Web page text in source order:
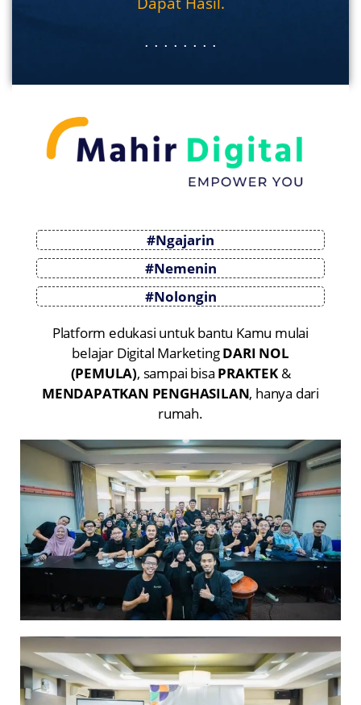
. . . . . . . .
#Ngajarin
#Nemenin
#Nolongin
Platform edukasi untuk bantu Kamu mulai
belajar Digital MarketingDARI NOL
(PEMULA), sampai bisa PRAKTEK&
MENDAPATKAN PENGHASILAN, hanya dari
rumah.